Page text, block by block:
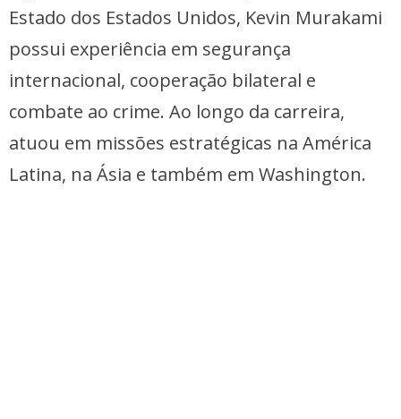
Estado dos Estados Unidos, Kevin Murakami
possui experiência em segurança
internacional, cooperação bilateral e
combate ao crime. Ao longo da carreira,
atuou em missões estratégicas na América
Latina, na Ásia e também em Washington.